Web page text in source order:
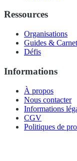
Ressources
Organisations
Guides &
Défis
Informations
À propos
Nous contacter
Informations
CGV
Politiques de